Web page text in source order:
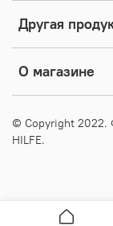
Другая
О магазине
© Copyright 2022.
HILFE.